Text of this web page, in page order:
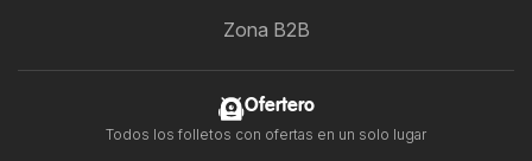
Zona B2B
Ofertero
Todos los folletos con ofertas en un solo lugar